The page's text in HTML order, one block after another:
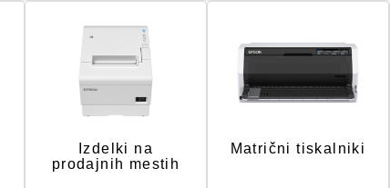
Izdelki na
prodajnih mestih
Matrični tiskalniki